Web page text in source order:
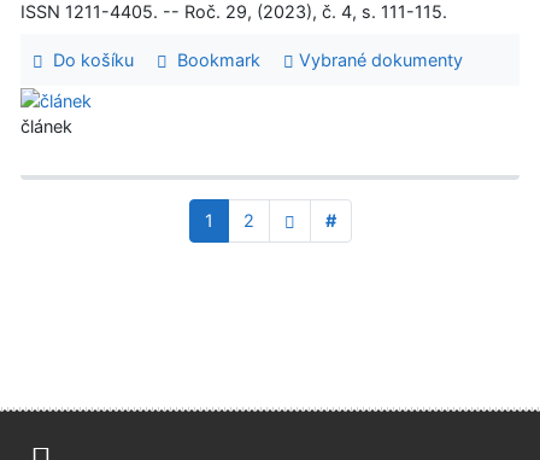
ISSN 1211-4405. -- Roč. 29, (2023), č. 4, s. 111-115.
Do košíku Bookmark Vybrané dokumenty
článek
1 2 #